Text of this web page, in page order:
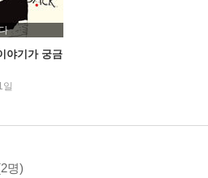
어떻게 해결해야 하는가 _ 빈곤의
시경제학
야기가 궁금
명)